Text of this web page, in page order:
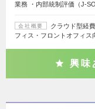
業務 ・内部統制評価（J-
会社概要
クラウド型経
フィス・フロントオフィス
興味